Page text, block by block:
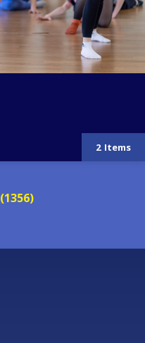
2 Items
(1356)